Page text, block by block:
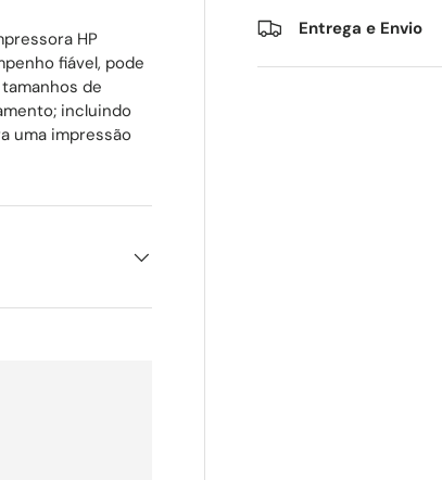
Entrega e Envio
HP
fiável, pode
de
incluindo
uma impressão